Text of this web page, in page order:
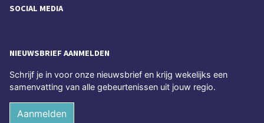
SOCIAL MEDIA
NIEUWSBRIEF AANMELDEN
Schrijf je in voor onze nieuwsbrief en krijg wekelijks een
samenvatting van alle gebeurtenissen uit jouw regio.
Aanmelden